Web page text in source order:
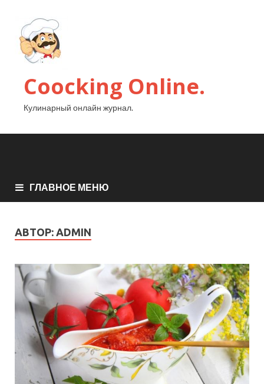
Coocking Online.
Кулинарный онлайн журнал.
ГЛАВНОЕ МЕНЮ
АВТОР: ADMIN